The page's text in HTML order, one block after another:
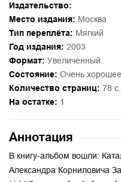
Издательство:
Место издания: Москва
Тип переплёта: Мягкий
Год издания: 2003
Формат: Увеличенный
Состояние: Очень хорошее.
Количество страниц: 78
На остатке: 1
Аннотация
В книгу-альбом вошли:
Александра Корниловича